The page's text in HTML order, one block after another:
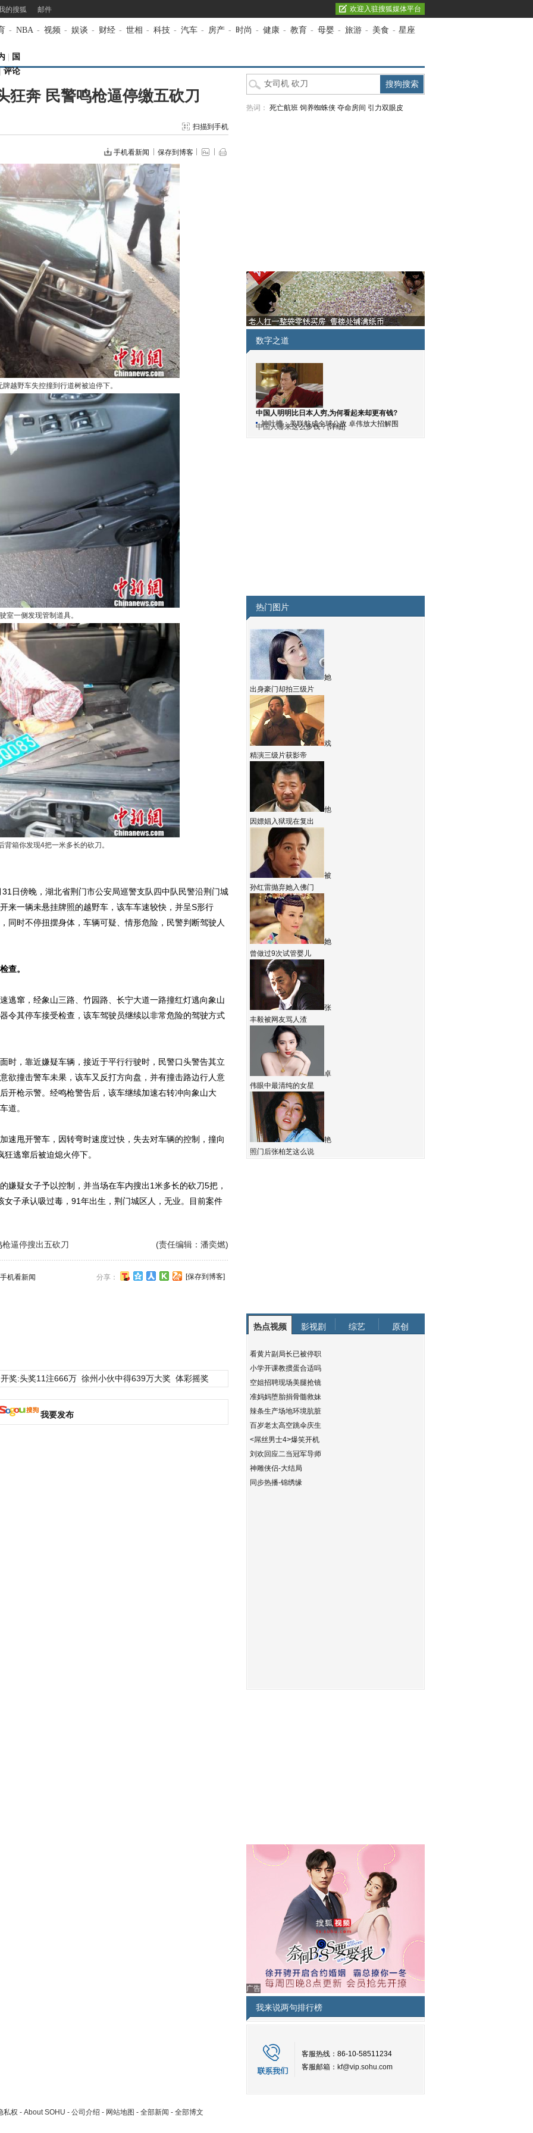
的搜狐 邮件 欢迎入驻搜狐媒体平台
- NBA - 视频 - 娱谈 - 财经 - 世相 - 科技 - 汽车 - 房产 - 时尚 - 健康 - 教育 - 母婴 - 旅游 - 美食 - 星座
国
评论
狂奔 民警鸣枪逼停缴五砍刀
扫描到手机
手机看新闻 保存到博客
越野车失控撞到行道树被迫停下。
室一侧发现管制道具。
背箱你发现4把一米多长的砍刀。
傍晚，湖北省荆门市公安局巡警支队四中队民警沿荆门城
来一辆未悬挂牌照的越野车，该车车速较快，并呈S形行
同时不停扭摆身体，车辆可疑、情形危险，民警判断驾驶人
查。
窜，经象山三路、竹园路、长宁大道一路撞红灯逃向象山
令其停车接受检查，该车驾驶员继续以非常危险的驾驶方式
，靠近嫌疑车辆，接近于平行行驶时，民警口头警告其立
欲撞击警车未果，该车又反打方向盘，并有撞击路边行人意
开枪示警。经鸣枪警告后，该车继续加速右转冲向象山大
道。
甩开警车，因转弯时速度过快，失去对车辆的控制，撞向
逃窜后被迫熄火停下。
疑女子予以控制，并当场在车内搜出1米多长的砍刀5把，
子承认吸过毒，91年出生，荆门城区人，无业。目前案件
(责任编辑：潘奕燃)
逼停搜出五砍刀
分享： [保存到博客]
手机看新闻
奖:头奖11注666万 徐州小伙中得639万大奖 体彩摇奖
我要发布
热词： 死亡航班 饲养蜘蛛侠 夺命房间 引力双眼皮
数字之道
中国人明明比日本人穷,为何看起来却更有钱?
中国人哪来这么多钱？[详细]
神吐槽：美联航成全球公敌 卓伟放大招解围
热门图片
她
出身豪门却拍三级片
戏
精演三级片获影帝
他
因嫖娼入狱现在复出
被
孙红雷抛弃她入佛门
她
曾做过9次试管婴儿
张
丰毅被网友骂人渣
卓
伟眼中最清纯的女星
艳
照门后张柏芝这么说
热点视频 影视剧 综艺 原创
看黄片副局长已被停职
小学开课教掼蛋合适吗
空姐招聘现场美腿抢镜
准妈妈堕胎捐骨髓救妹
辣条生产场地环境肮脏
百岁老太高空跳伞庆生
<屌丝男士4>爆笑开机
刘欢回应二当冠军导师
神雕侠侣-大结局
同步热播-锦绣缘
广告
我来说两句排行榜
客服热线：86-10-58511234
客服邮箱： kf@vip.sohu.com
私权 - About SOHU - 公司介绍 - 网站地图 - 全部新闻 - 全部博文